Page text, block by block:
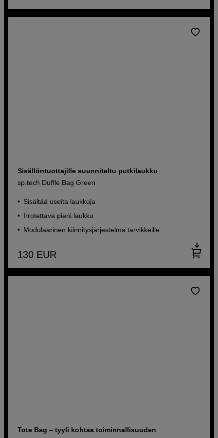
Sisällöntuottajille suunniteltu putkilaukku
sp.tech Duffle Bag Green
Sisältää useita laukkuja
Irrotettava pieni laukku
Modulaarinen kiinnitysjärjestelmä tarvikkeille
130 EUR
Tote Bag – tyyli kohtaa toiminnallisuuden